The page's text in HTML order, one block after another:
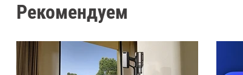
Рекомендуем